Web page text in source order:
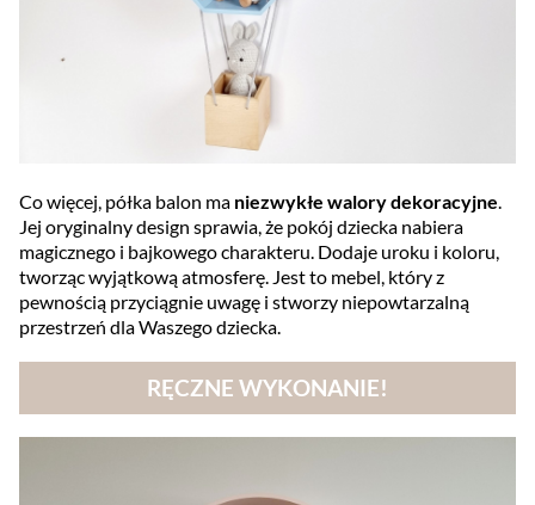
Co więcej, półka balon ma niezwykłe walory dekoracyjne.
Jej oryginalny design sprawia, że pokój dziecka nabiera
magicznego i bajkowego charakteru. Dodaje uroku i koloru,
tworząc wyjątkową atmosferę. Jest to mebel, który z
pewnością przyciągnie uwagę i stworzy niepowtarzalną
przestrzeń dla Waszego dziecka.
RĘCZNE WYKONANIE!